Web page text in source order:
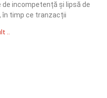
incompetență și lipsă de
în timp ce tranzacții
..